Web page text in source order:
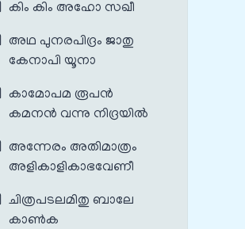
കിം കിം അഹോ സഖീ
അഥ പുനരപിദ്രം ജാതു
കേനാപി യൂനാ
കാമോപമ രൂപൻ
കമനൻ വന്നു നിദ്രയിൽ
അന്നേരം അതിമാത്രം
അളികാളികാഭവേണീ
ചിത്രപടലമിതു ബാലേ
കാൺക